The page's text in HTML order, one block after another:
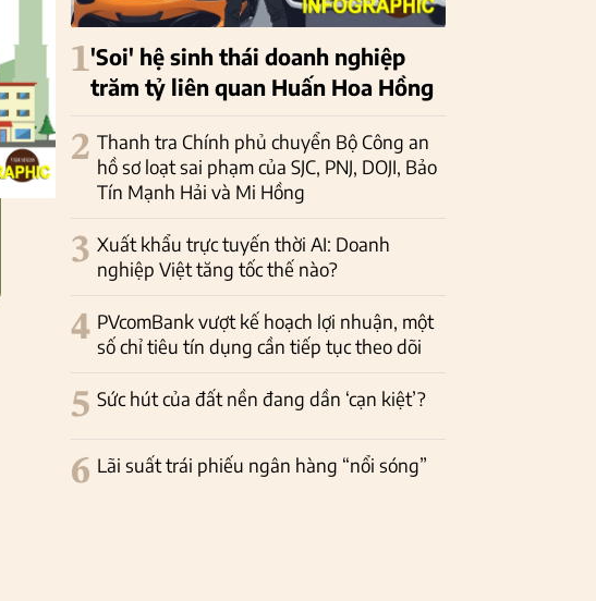
1'Soi' hệ sinh thái doanh nghiệp
trăm tỷ liên quan Huấn Hoa Hồng
2 Thanh tra Chính phủ chuyển Bộ Công an
hồ sơ loạt sai phạm của SJC, PNJ, DOJI, Bảo
Tín Mạnh Hải và Mi Hồng
3 Xuất khẩu trực tuyến thời AI: Doanh
nghiệp Việt tăng tốc thế nào?
4 PVcomBank vượt kế hoạch lợi nhuận, một
số chỉ tiêu tín dụng cần tiếp tục theo dõi
5 Sức hút của đất nền đang dần ‘cạn kiệt’?
6 Lãi suất trái phiếu ngân hàng “nổi sóng”